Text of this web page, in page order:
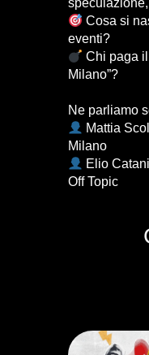
Cosa si
eventi?
Chi paga
Milano”?
Ne parliamo
Mattia
Milano
Elio
Off Topic